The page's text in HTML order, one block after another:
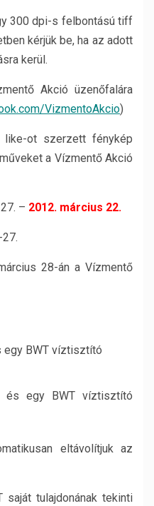
300 dpi-s felbontású tiff
kérjük be, ha az adott
kerül.
Akció üzenőfalára
VizmentoAkcio)
ot szerzett fénykép
a Vízmentő Akció
– 2012. március 22.
28-án a Vízmentő
egy BWT víztisztító
és egy BWT víztisztító
eltávolítjuk az
tulajdonának tekinti